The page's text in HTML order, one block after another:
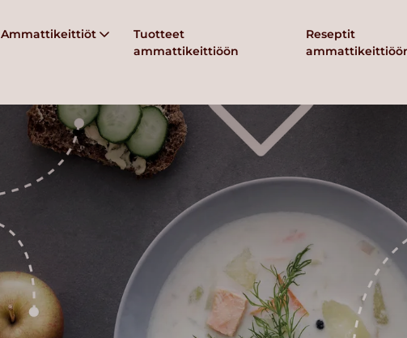
Ammattikeittiöt
Tuotteet
ammattikeittiöön
Reseptit